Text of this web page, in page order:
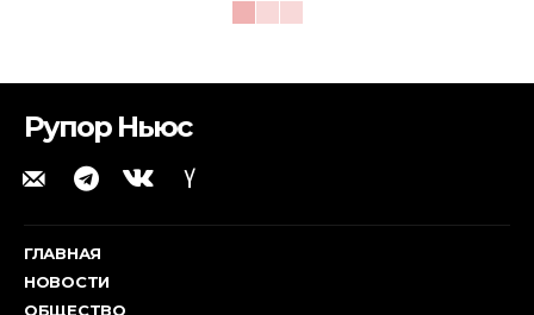
Рупор Ньюс
ГЛАВНАЯ
НОВОСТИ
ОБЩЕСТВО